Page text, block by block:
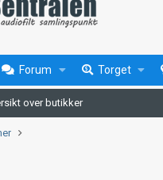
Forum Torget
over butikker